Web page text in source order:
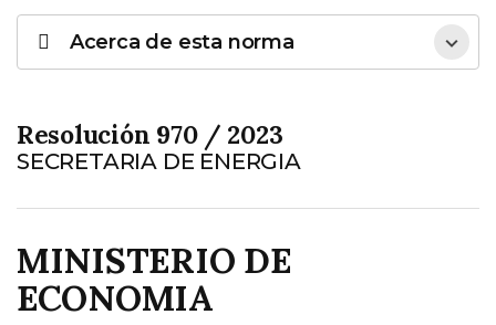
Nación
Resolución 970 / 2023
SECRETARIA DE ENERGIA
MINISTERIO DE
ECONOMIA
Acerca de esta norma